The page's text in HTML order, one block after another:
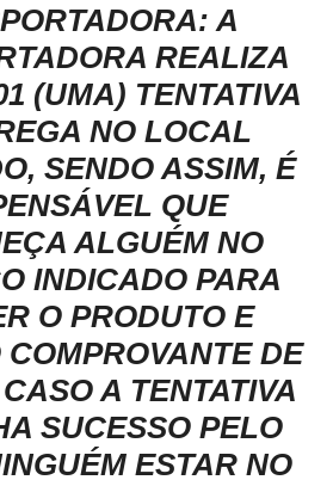
A
REALIZA
(UMA) TENTATIVA
NO LOCAL
SENDO ASSIM, É
QUE
ALGUÉM NO
INDICADO PARA
O PRODUTO E
DE
A TENTATIVA
SUCESSO PELO
ESTAR NO